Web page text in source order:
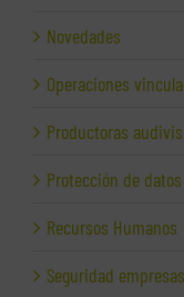
Novedades
Operaciones
Productoras
Protección de datos
Recursos Humanos
Seguridad empresas